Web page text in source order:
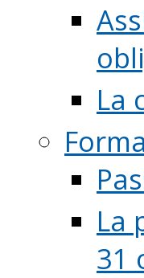
La
La
31